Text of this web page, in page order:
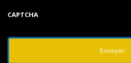
CAPTCHA